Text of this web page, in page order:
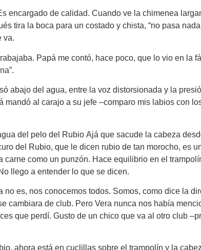
encargado de calidad. Cuando ve la chimenea
tira la boca para un costado y chista, “no pasa
va.
Papá me contó, hace poco, que lo vio en la
abajo del agua, entre la voz distorsionada y la
al carajo a su jefe –comparo mis labios con
del pelo del Rubio Ajá que sacude la cabeza
del Rubio, que le dicen rubio de tan morocho, es
como un punzón. Hace equilibrio en el
llego a entender lo que se dicen.
es, nos conocemos todos. Somos, como dice la
cambiara de club. Pero Vera nunca nos había
que perdí. Gusto de un chico que va al otro club
ahora está en cuclillas sobre el trampolín y la